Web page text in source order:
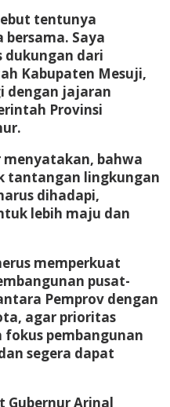
tentunya
Saya
dukungan dari
Kabupaten Mesuji,
dengan jajaran
Provinsi
menyatakan, bahwa
tantangan lingkungan
dihadapi,
lebih maju dan
memperkuat
pusat-
Pemprov dengan
agar prioritas
fokus pembangunan
segera dapat
Gubernur Arinal